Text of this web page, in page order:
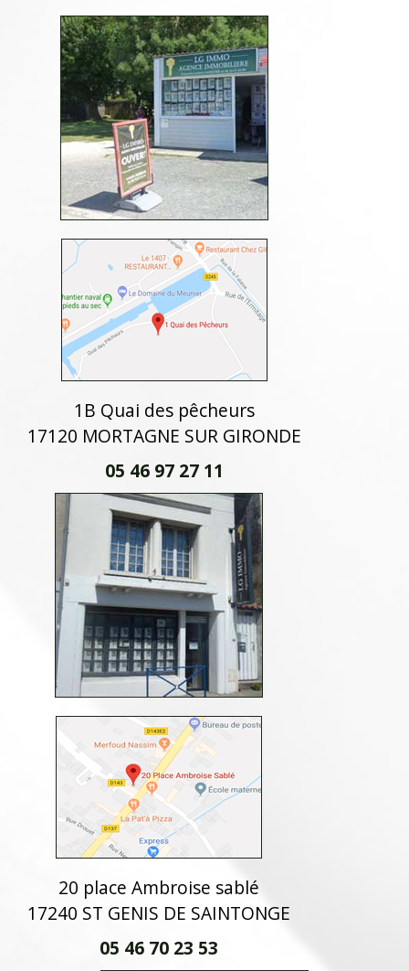
1B Quai des pêcheurs
17120 MORTAGNE SUR GIRONDE
05 46 97 27 11
20 place Ambroise sablé
17240 ST GENIS DE SAINTONGE
05 46 70 23 53